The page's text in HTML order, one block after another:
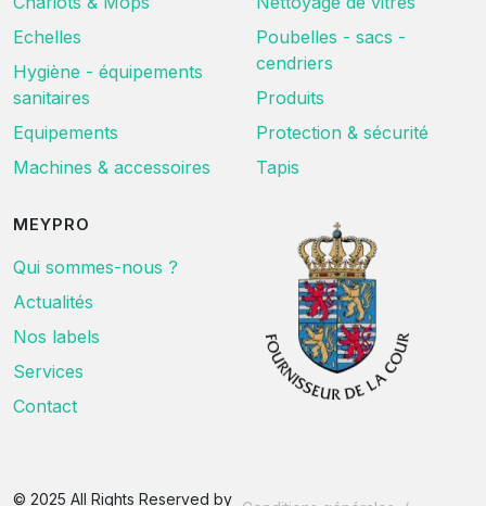
Echelles
Hygiène - équipements
sanitaires
Equipements
Machines & accessoires
Poubelles - sacs -
cendriers
Produits
Protection & sécurité
Tapis
MEYPRO
Qui sommes-nous ?
Actualités
Nos labels
Services
Contact
© 2025 All Rights Reserved by